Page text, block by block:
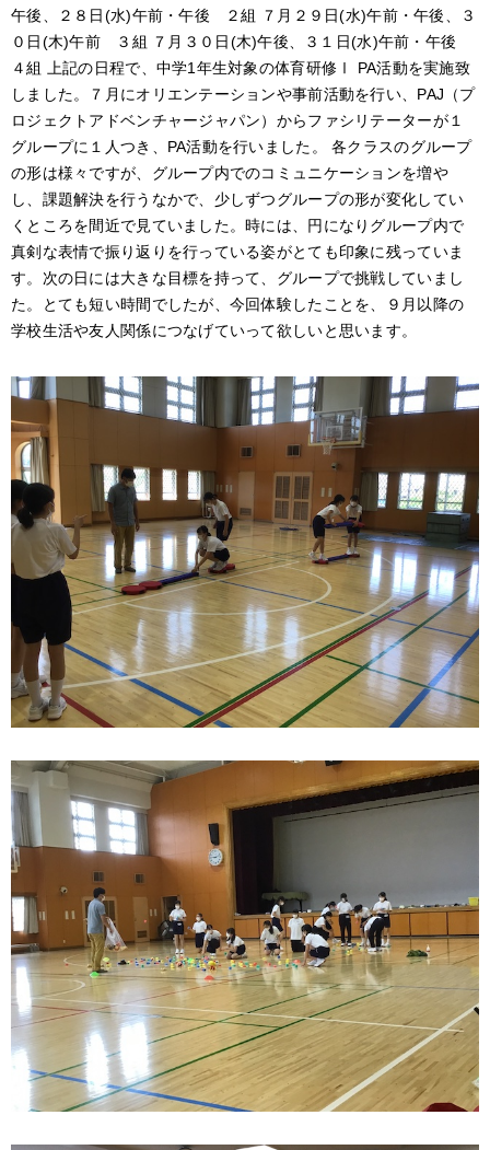
午後、２８日(水)午前・午後 ２組 ７月２９日(水)午前・午後、３
０日(木)午前 ３組 ７月３０日(木)午後、３１日(水)午前・午後
４組 上記の日程で、中学1年生対象の体育研修 Ⅰ PA活動を実施致
しました。７月にオリエンテーションや事前活動を行い、 PAJ （プ
ロジェクトアドベンチャージャパン）からファシリテーターが１
グループに１人つき、 PA活動を行いました。
各クラスのグループ
の形は様々ですが、グループ内でのコミュニケーションを増や
し、課題解決を行うなかで、少しずつグループの形が変化してい
くところを間近で見ていました。時には、円になりグループ内で
真剣な表情で振り返りを行っている姿がとても印象に残っていま
す。次の日には大きな目標を持って、グループで挑戦していまし
た。とても短い時間でしたが、今回体験したことを、９月以降の
学校生活や友人関係につなげていって欲しいと思います。